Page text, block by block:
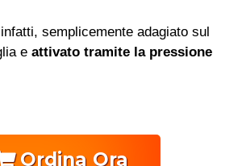
semplicemente adagiato sul
e attivato tramite la pressione
Ordina Ora